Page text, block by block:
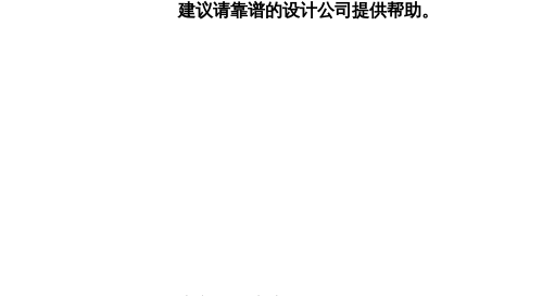
建议请靠谱的设计公司提供帮助。